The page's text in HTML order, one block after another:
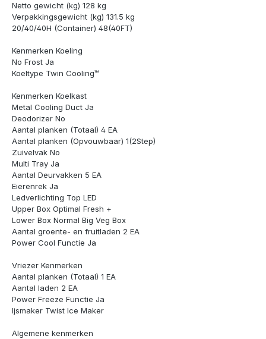
Netto gewicht (kg) 128 kg
Verpakkingsgewicht (kg) 131.5 kg
20/40/40H (Container) 48(40FT)
Kenmerken Koeling
No Frost Ja
Koeltype Twin Cooling™
Kenmerken Koelkast
Metal Cooling Duct Ja
Deodorizer No
Aantal planken (Totaal) 4 EA
Aantal planken (Opvouwbaar) 1(2Step)
Zuivelvak No
Multi Tray Ja
Aantal Deurvakken 5 EA
Eierenrek Ja
Ledverlichting Top LED
Upper Box Optimal Fresh +
Lower Box Normal Big Veg Box
Aantal groente- en fruitladen 2 EA
Power Cool Functie Ja
Vriezer Kenmerken
Aantal planken (Totaal) 1 EA
Aantal laden 2 EA
Power Freeze Functie Ja
Ijsmaker Twist Ice Maker
Algemene kenmerken